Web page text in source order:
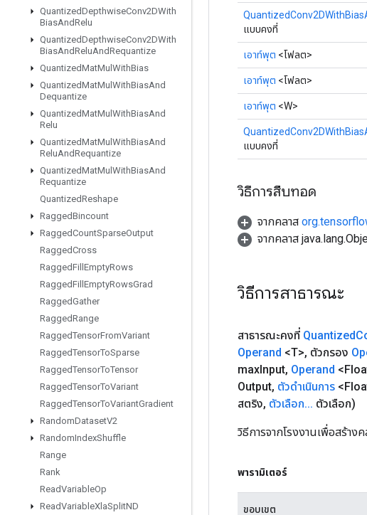
QuantizedDepthwiseConv2DWith
BiasAndRelu
QuantizedDepthwiseConv2DWith
BiasAndReluAndRequantize
QuantizedMatMul WithBias
QuantizedMatMul WithBiasAnd
Dequantize
QuantizedMatMul WithBiasAnd
Relu
QuantizedMatMul WithBiasAnd
ReluAndRequantize
QuantizedMatMul WithBiasAnd
Requantize
QuantizedReshape
RaggedBincount
RaggedCountSparseOutput
RaggedCross
RaggedFill EmptyRows
RaggedFill EmptyRowsGrad
RaggedGather
RaggedRange
RaggedTensorFromVariant
RaggedTensorToSparse
RaggedTensorToTensor
RaggedTensorToVariant
RaggedTensorToVariantGradient
RandomDatasetV2
RandomIndexShuffle
Range
Rank
ReadVariableOp
ReadVariableXlaSplitND
แบบคงที่
เอาท์พุต <โฟลต>
เอาท์พุต <โฟลต>
เอาท์พุต <W>
แบบคงที่
วิธีการสืบทอด
จากคลาส
จากคลาส
วิธีการสาธารณะ
สาธารณะคงที่ Quantized
Operand <T>, ตัวกรอง
maxInput, Operand
Output, ตัวดำเนินการ
สตริง, ตัวเลือก... ตัวเลือก)
วิธีการจากโรงงานเพื่อสร้า
พารามิเตอร์
ขอบเขต